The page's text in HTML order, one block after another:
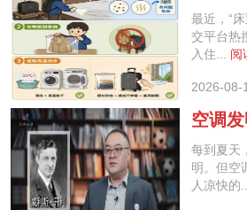
最近，“
交平台热
入住...
阅
2026-08-
每到夏天
明。但空
人凉快的...